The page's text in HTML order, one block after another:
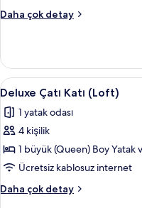
Daha çok detay
Çatı
hakkında
daha
fazla
Deluxe
Çatı
Katı
(Loft)
için
tüm
fotoğrafları
görün
17
Deluxe Çatı Katı (Loft)
1 yatak odası
4 kişilik
1 büyük (Queen) Boy Yatak
Ücretsiz kablosuz internet
Daha çok detay
Deluxe